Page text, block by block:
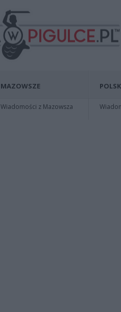
MAZOWSZE
Wiadomości z Mazowsza